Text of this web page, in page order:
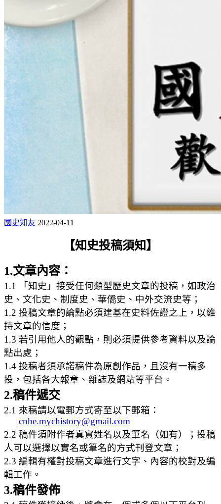
國史知友 2022-04-11
【知史投稿須知】
1.文章內容：
1.1 「知史」接受任何類型歷史文章的投稿，如政治
史、文化史、制度史、華僑史、中外交流史等；
1.2 投稿文章的論點必須建基在史料佐證之上，以維
持文章的信度；
1.3 若引用他人的觀點，則必須提供參考資料以及論
點出處；
1.4 投稿者須承諾稿件為原創作品，且沒有一稿多
投，包括各大報章、雜誌及網站等平台。
2.稿件遞交
2.1 來稿請以電郵方式寄至以下郵箱：
cnhe.mychistory@gmail.com
2.2 稿件須附作者真實姓名以及筆名（如有）；投稿
人可以選擇以實名或筆名的方式刊登文章；
2.3 編輯有權對投稿文章進行文字、內容的校對及編
輯工作。
3.稿件發佈